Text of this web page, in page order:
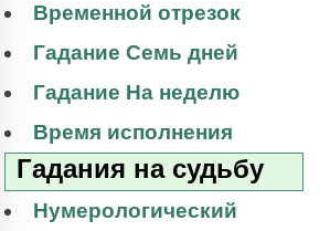
Временной отрезок
Гадание Семь дней
Гадание На неделю
Время исполнения
Гадания на судьбу
Нумерологический